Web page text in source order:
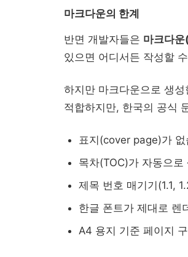
마크다운의 한계
반면 개발자들은 마크다
있으면 어디서든 작성할
하지만 마크다운으로 생
적합하지만, 한국의 공식
표지(cover page)가 없
목차(TOC)가 자동으
제목 번호 매기기(1.1,
한글 폰트가 제대로 렌
A4 용지 기준 페이지